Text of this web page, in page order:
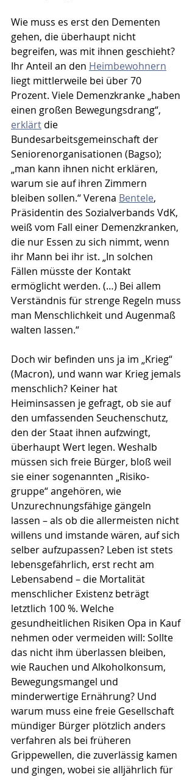
Wie muss es erst den Dementen
gehen, die überhaupt nicht
begreifen, was mit ihnen geschieht?
Ihr Anteil an den Heimbewohnern
liegt mittlerweile bei über 70
Prozent. Viele Demenzkranke „haben
einen großen Bewegungsdrang“,
erklärt die
Bundesarbeitsgemeinschaft der
Seniorenorganisationen (Bagso);
„man kann ihnen nicht erklären,
warum sie auf ihren Zimmern
bleiben sollen.“ Verena Bentele,
Präsidentin des Sozialverbands VdK,
weiß vom Fall einer Demenzkranken,
die nur Essen zu sich nimmt, wenn
ihr Mann bei ihr ist. „In solchen
Fällen müsste der Kontakt
ermöglicht werden. (…) Bei allem
Verständnis für strenge Regeln muss
man Menschlichkeit und Augenmaß
walten lassen.“
Doch wir befinden uns ja im „Krieg“
(Macron), und wann war Krieg jemals
menschlich? Keiner hat
Heiminsassen je gefragt, ob sie auf
den umfassen­den Seuchenschutz,
den der Staat ihnen aufzwingt,
überhaupt Wert legen. Weshalb
müssen sich freie Bürger, bloß weil
sie einer sogenannten „Risiko­
gruppe“ angehören, wie
Unzurechnungsfähige gängeln
lassen – als ob die allermeisten nicht
willens und imstande wären, auf sich
selber aufzupassen? Leben ist stets
lebensgefährlich, erst recht am
Lebensabend – die Mortalität
menschlicher Existenz beträgt
letztlich 100 %. Welche
gesundheitlichen Risiken Opa in Kauf
nehmen oder vermeiden will: Sollte
das nicht ihm überlassen bleiben,
wie Rauchen und Alkoholkonsum,
Bewegungsmangel und
minderwertige Ernährung? Und
warum muss eine freie Gesellschaft
mündiger Bürger plötzlich anders
verfahren als bei früheren
Grippewellen, die zuverlässig kamen
und gingen, wobei sie alljährlich für